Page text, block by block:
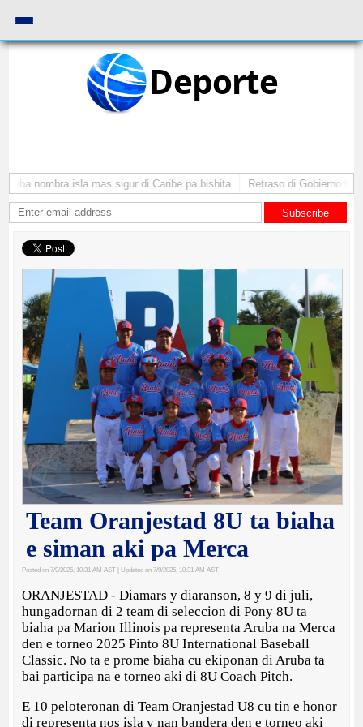
Deporte
nombra isla mas sigur di Caribe pa bishita Retraso di Gobierno ta
Subscribe
Team Oranjestad 8U ta biaha
e siman aki pa Merca
Posted on 7/9/2025, 10:31 AM AST | Updated on 7/9/2025, 10:31 AM AST
ORANJESTAD - Diamars y diaranson, 8 y 9 di juli,
hungadornan di 2 team di seleccion di Pony 8U ta
biaha pa Marion Illinois pa representa Aruba na Merca
den e torneo 2025 Pinto 8U International Baseball
Classic. No ta e prome biaha cu ekiponan di Aruba ta
bai participa na e torneo aki di 8U Coach Pitch.
E 10 peloteronan di Team Oranjestad U8 cu tin e honor
di representa nos isla y nan bandera den e torneo aki